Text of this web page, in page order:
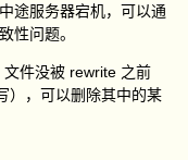
途服务器宕机，可以通
性问题。
件没被 rewrite 之前
），可以删除其中的某